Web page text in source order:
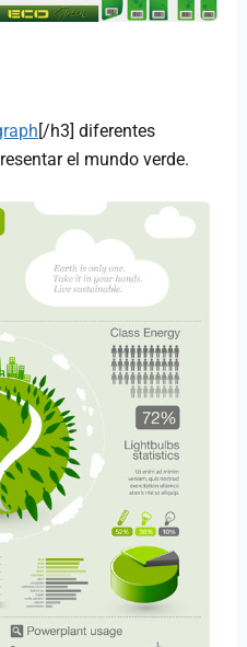
[/h3] diferentes
el mundo verde.